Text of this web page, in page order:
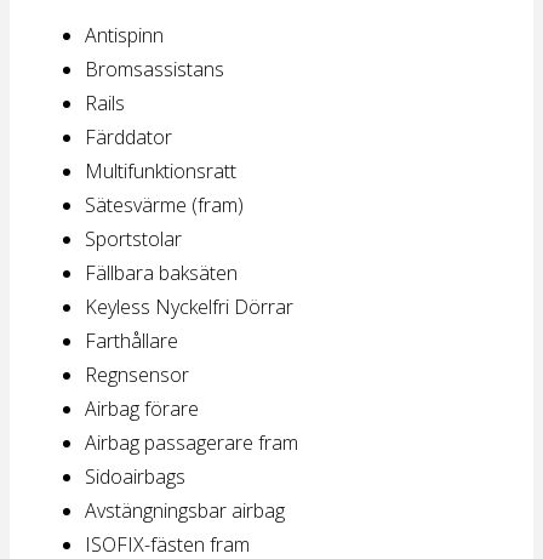
Antispinn
Bromsassistans
Rails
Färddator
Multifunktionsratt
Sätesvärme (fram)
Sportstolar
Fällbara baksäten
Keyless Nyckelfri Dörrar
Farthållare
Regnsensor
Airbag förare
Airbag passagerare fram
Sidoairbags
Avstängningsbar airbag
ISOFIX-fästen fram